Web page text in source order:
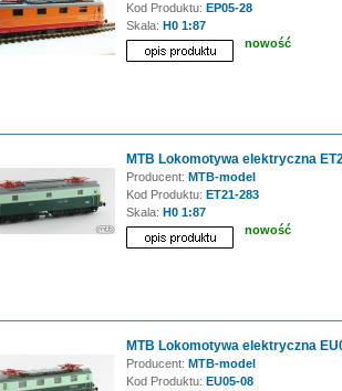
Kod Produktu: EP05-28
Skala: H0 1:87
nowość
MTB Lokomotywa elektryczna
Producent: MTB-model
Kod Produktu: ET21-283
Skala: H0 1:87
nowość
MTB Lokomotywa elektryczna
Producent: MTB-model
Kod Produktu: EU05-08